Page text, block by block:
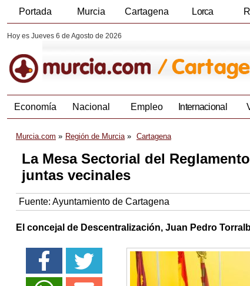
Portada Murcia Cartagena Lorca
Hoy es Jueves 6 de Agosto de 2026
Economía Nacional Empleo Internacional
Murcia.com Región de Murcia Cartagena
La Mesa Sectorial del
juntas vecinales
Fuente: Ayuntamiento de Cartagena
El concejal de Descentralización, Juan Pedro